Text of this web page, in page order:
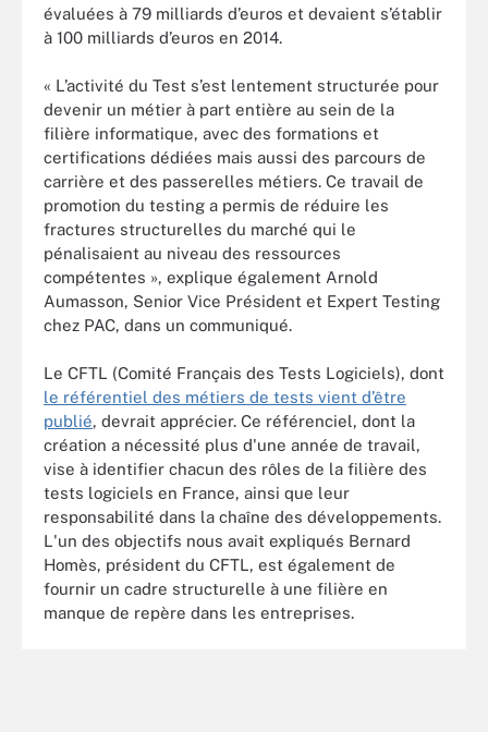
évaluées à 79 milliards d’euros et devaient s’établir
à 100 milliards d’euros en 2014.
« L’activité du Test s’est lentement structurée pour
devenir un métier à part entière au sein de la
filière informatique, avec des formations et
certifications dédiées mais aussi des parcours de
carrière et des passerelles métiers. Ce travail de
promotion du testing a permis de réduire les
fractures structurelles du marché qui le
pénalisaient au niveau des ressources
compétentes », explique également Arnold
Aumasson, Senior Vice Président et Expert Testing
chez PAC, dans un communiqué.
Le CFTL (Comité Français des Tests Logiciels), dont
le référentiel des métiers de tests vient d’être
publié, devrait apprécier. Ce référenciel, dont la
création a nécessité plus d'une année de travail,
vise à identifier chacun des rôles de la filière des
tests logiciels en France, ainsi que leur
responsabilité dans la chaîne des développements.
L'un des objectifs nous avait expliqués Bernard
Homès, président du CFTL, est également de
fournir un cadre structurelle à une filière en
manque de repère dans les entreprises.